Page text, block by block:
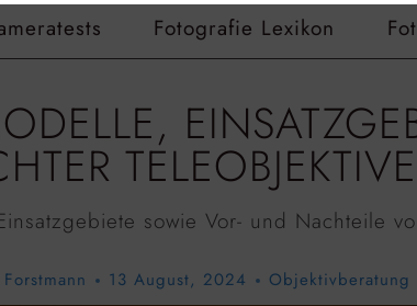
Fotografie Lexikon
TELEOBJEKTIVE
sowie Vor- und Nachteile
13 August, 2024 Objektivberatung